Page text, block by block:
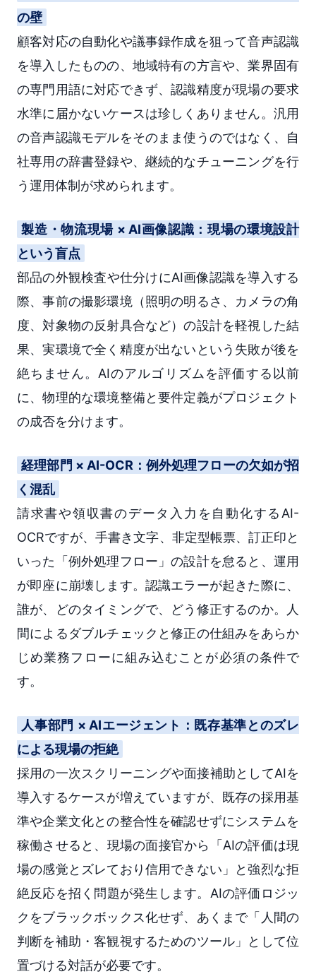
の壁
顧客対応の自動化や議事録作成を狙って音声認識
を導入したものの、地域特有の方言や、業界固有
の専門用語に対応できず、認識精度が現場の要求
水準に届かないケースは珍しくありません。汎用
の音声認識モデルをそのまま使うのではなく、自
社専用の辞書登録や、継続的なチューニングを行
う運用体制が求められます。
製造・物流現場 × AI画像認識：現場の環境設計
という盲点
部品の外観検査や仕分けにAI画像認識を導入する
際、事前の撮影環境（照明の明るさ、カメラの角
度、対象物の反射具合など）の設計を軽視した結
果、実環境で全く精度が出ないという失敗が後を
絶ちません。AIのアルゴリズムを評価する以前
に、物理的な環境整備と要件定義がプロジェクト
の成否を分けます。
経理部門 × AI-OCR：例外処理フローの欠如が招
く混乱
請求書や領収書のデータ入力を自動化するAI-
OCRですが、手書き文字、非定型帳票、訂正印と
いった「例外処理フロー」の設計を怠ると、運用
が即座に崩壊します。認識エラーが起きた際に、
誰が、どのタイミングで、どう修正するのか。人
間によるダブルチェックと修正の仕組みをあらか
じめ業務フローに組み込むことが必須の条件で
す。
人事部門 × AIエージェント：既存基準とのズレ
による現場の拒絶
採用の一次スクリーニングや面接補助としてAIを
導入するケースが増えていますが、既存の採用基
準や企業文化との整合性を確認せずにシステムを
稼働させると、現場の面接官から「AIの評価は現
場の感覚とズレており信用できない」と強烈な拒
絶反応を招く問題が発生します。AIの評価ロジッ
クをブラックボックス化せず、あくまで「人間の
判断を補助・客観視するためのツール」として位
置づける対話が必要です。